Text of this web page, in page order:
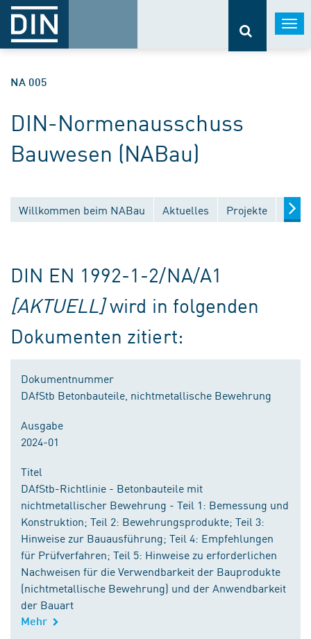
NA 005
DIN-Normenausschuss
Bauwesen (NABau)
Willkommen beim NABau Aktuelles Projekte
DIN EN 1992-1-2/NA/A1
[AKTUELL]wird in folgenden
Dokumenten zitiert:
Dokumentnummer
DAfStb Betonbauteile, nichtmetallische Bewehrung
Ausgabe
2024-01
Titel
DAfStb-Richtlinie - Betonbauteile mit
nichtmetallischer Bewehrung - Teil 1: Bemessung und
Konstruktion; Teil 2: Bewehrungsprodukte; Teil 3:
Hinweise zur Bauausführung; Teil 4: Empfehlungen
für Prüfverfahren; Teil 5: Hinweise zu erforderlichen
Nachweisen für die Verwendbarkeit der Bauprodukte
(nichtmetallische Bewehrung) und der Anwendbarkeit
der Bauart
Mehr